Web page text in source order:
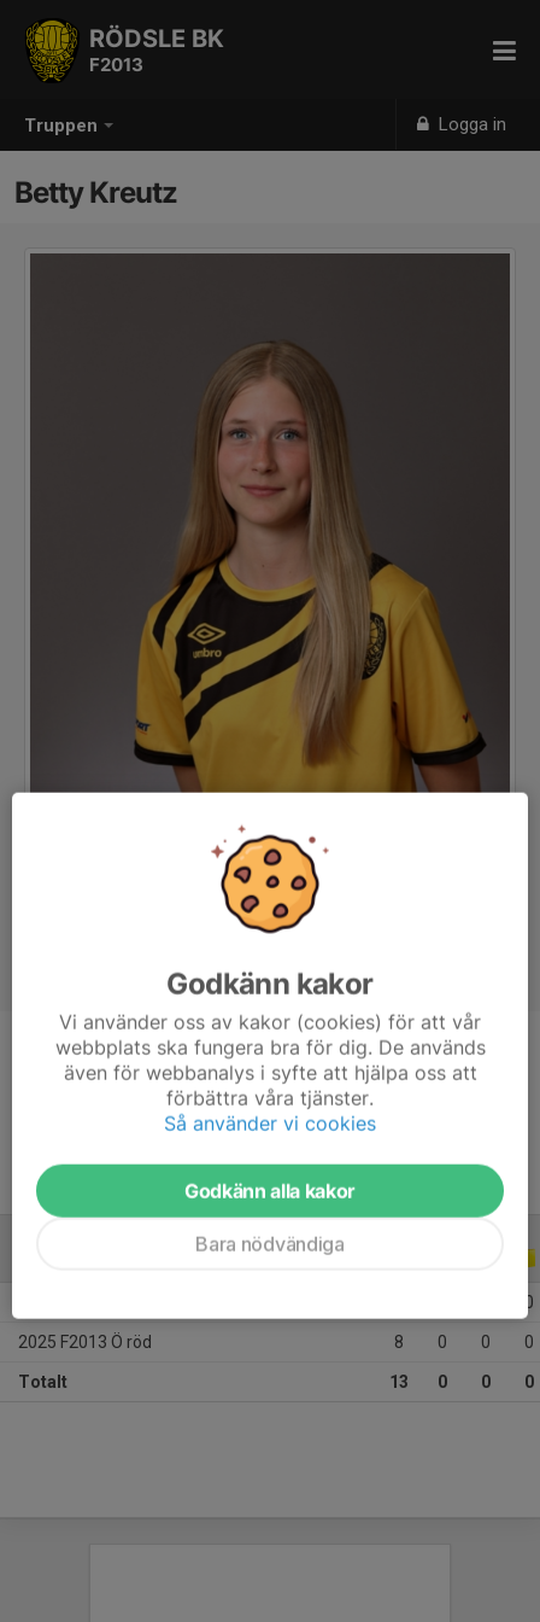
Truppen Logga in
RÖDSLE BK
F2013
Betty Kreutz
Position
-
13 år
0
2025 F2013 Ö röd 8 0 0 0
Totalt 13 0 0 0
Godkänn kakor
Vi använder oss av kakor (cookies) för att vår
webbplats ska fungera bra för dig. De används
även för webbanalys i syfte att hjälpa oss att
förbättra våra tjänster.
Så använder vi cookies
Godkänn alla kakor
Bara nödvändiga